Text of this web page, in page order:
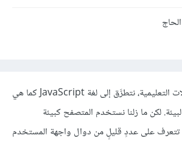
في هذا الجزء من المقالات التعليمية، نتطرَّق إلى لغة JavaScript كما هي
لكن ما زلنا نستخدم المتصفح كبيئة
تتعرف على عددٍ قليلٍ من دوال واجهة المستخدم